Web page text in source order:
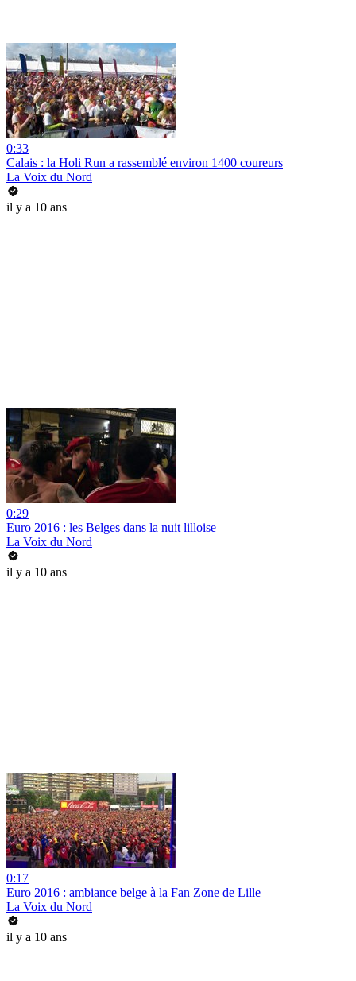
0:33
Calais : la Holi Run a rassemblé environ 1400 coureurs
La Voix du Nord
il y a 10 ans
0:29
Euro 2016 : les Belges dans la nuit lilloise
La Voix du Nord
il y a 10 ans
0:17
Euro 2016 : ambiance belge à la Fan Zone de Lille
La Voix du Nord
il y a 10 ans